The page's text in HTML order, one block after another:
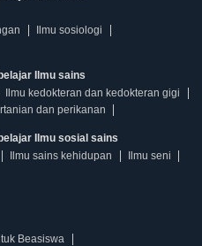
Ilmu sosiologi
Ilmu sains
Ilmu kedokteran dan kedokteran gigi
dan perikanan
Ilmu sosial sains
Ilmu sains kehidupan
Ilmu seni
Beasiswa